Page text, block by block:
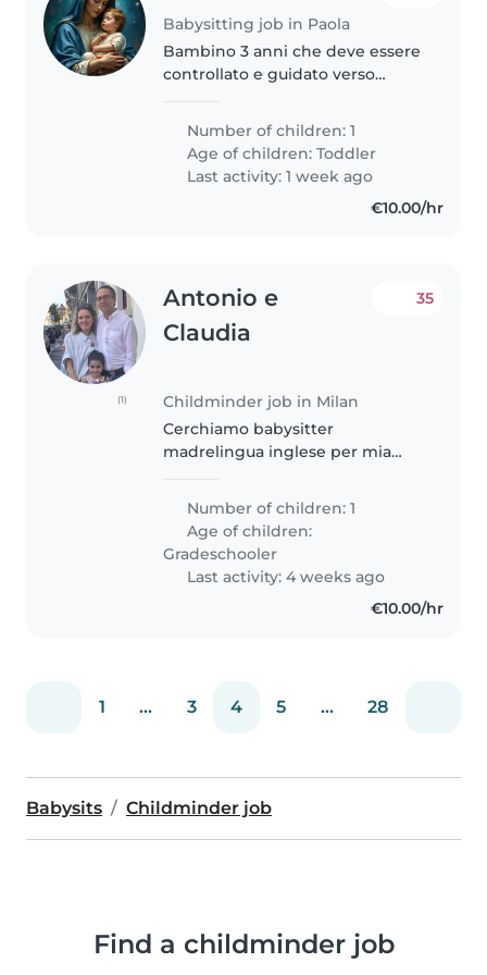
Babysitting job in Paola
Bambino 3 anni che deve essere
controllato e guidato verso
devo badare alla sorella neonata
e non voglio risenta di carenza
attenzioni
Number of children: 1
Age of children:Toddler
Last activity: 1 week ago
€10.00/hr
(1)
Antonio e
Claudia
Childminder job in Milan
35
Cerchiamo babysitter
madrelingua inglese per mia
martedì e venerdì (da
settembre) 📌 Cosa cerco: • Ritiro
a scuola: nostra figlia esce dalla
Scuola..
Number of children: 1
Age of children:
Gradeschooler
Last activity: 4 weeks ago
€10.00/hr
1 ... 3 4 5 ... 28
Babysits Childminder job
Find a childminder job